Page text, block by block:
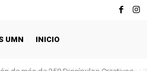
UMN INICIO